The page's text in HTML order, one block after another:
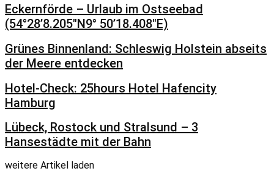
Eckernförde – Urlaub im Ostseebad
(54°28’8.205″N9° 50’18.408″E)
Grünes Binnenland: Schleswig Holstein abseits
der Meere entdecken
Hotel-Check: 25hours Hotel Hafencity
Hamburg
Lübeck, Rostock und Stralsund – 3
Hansestädte mit der Bahn
weitere Artikel laden